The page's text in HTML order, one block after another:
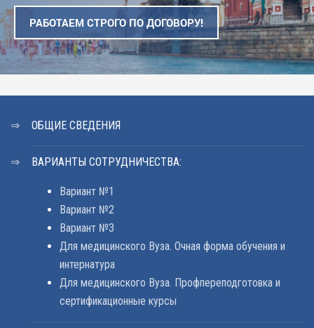
РАБОТАЕМ СТРОГО ПО ДОГОВОРУ!
ОБЩИЕ СВЕДЕНИЯ
ВАРИАНТЫ СОТРУДНИЧЕСТВА:
Вариант №1
Вариант №2
Вариант №3
Для медицинского Вуза. Очная форма обучения и
интернатура
Для медицинского Вуза. Профпереподготовка и
сертификационные курсы